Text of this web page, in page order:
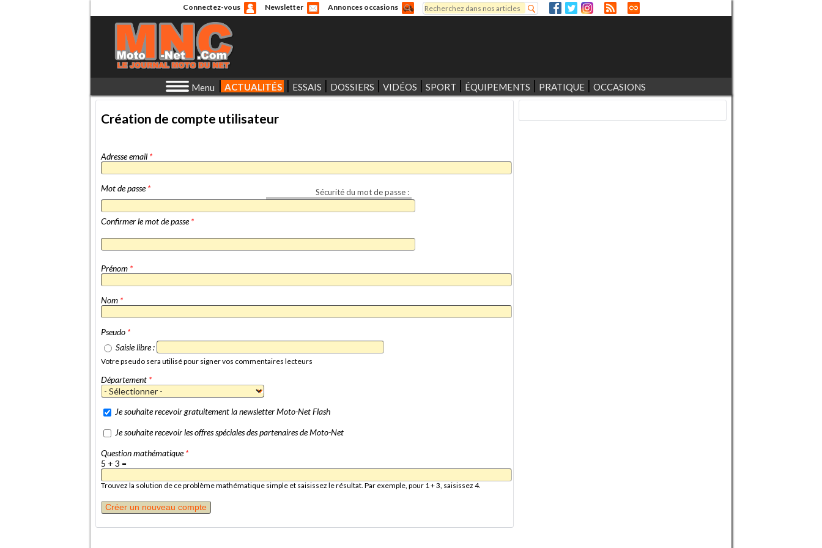
Connectez-vous Newsletter Annonces occasions
Formulaire de recherche
Rechercher
Menu ACTUALITÉS ESSAIS DOSSIERS VIDÉOS SPORT ÉQUIPEMENTS PRATIQUE OCCASIONS
Création de compte utilisateur
Adresse email *
Sécurité du mot de passe :
Mot de passe*
Confirmer le mot de passe*
Prénom *
Nom *
Pseudo *
Saisie libre :
Votre pseudo sera utilisé pour signer vos commentaires lecteurs
Département *
Je souhaite recevoir gratuitement la newsletter Moto-Net Flash
Je souhaite recevoir les offres spéciales des partenaires de Moto-Net
Question mathématique*
5 + 3 =
Trouvez la solution de ce problème mathématique simple et saisissez le résultat. Par exemple, pour 1 + 3, saisissez 4.